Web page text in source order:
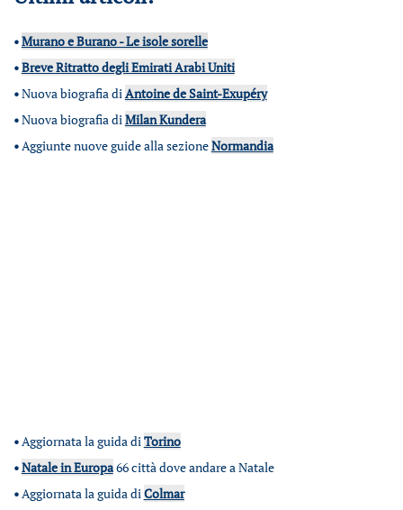
•Murano e Burano - Le isole sorelle
•Breve Ritratto degli Emirati Arabi Uniti
•Nuova biografia diAntoine de Saint-Exupéry
•Nuova biografia diMilan Kundera
•Aggiunte nuove guide alla sezioneNormandia
•Aggiornata la guida diTorino
•Natale in Europa66 città dove andare a Natale
•Aggiornata la guida diColmar